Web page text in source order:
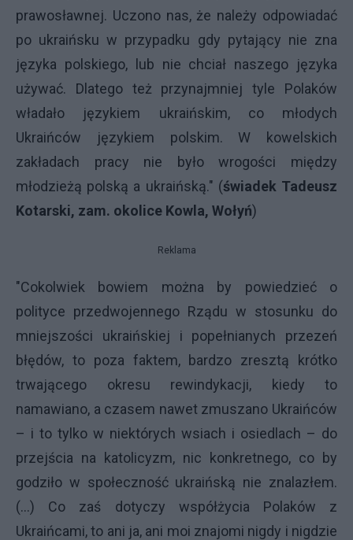
prawosławnej. Uczono nas, że należy odpowiadać
po ukraińsku w przypadku gdy pytający nie zna
języka polskiego, lub nie chciał naszego języka
używać. Dlatego też przynajmniej tyle Polaków
władało językiem ukraińskim, co młodych
Ukraińców językiem polskim. W kowelskich
zakładach pracy nie było wrogości między
młodzieżą polską a ukraińską." (świadek Tadeusz
Kotarski, zam. okolice Kowla, Wołyń)
Reklama
"Cokolwiek bowiem można by powiedzieć o
polityce przedwojennego Rządu w stosunku do
mniejszości ukraińskiej i popełnianych przezeń
błędów, to poza faktem, bardzo zresztą krótko
trwającego okresu rewindykacji, kiedy to
namawiano, a czasem nawet zmuszano Ukraińców
– i to tylko w niektórych wsiach i osiedlach – do
przejścia na katolicyzm, nic konkretnego, co by
godziło w społeczność ukraińską nie znalazłem.
(...) Co zaś dotyczy współżycia Polaków z
Ukraińcami, to ani ja, ani moi znajomi nigdy i nigdzie